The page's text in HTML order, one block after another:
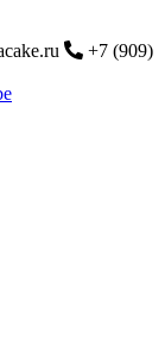
+7 (909)